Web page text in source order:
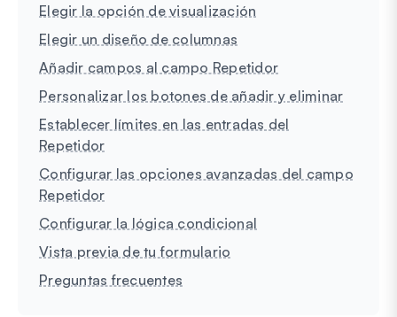
Elegir la opción de visualización
Elegir un diseño de columnas
Añadir campos al campo Repetidor
Personalizar los botones de añadir y eliminar
Establecer límites en las entradas del
Repetidor
Configurar las opciones avanzadas del campo
Repetidor
Configurar la lógica condicional
Vista previa de tu formulario
Preguntas frecuentes